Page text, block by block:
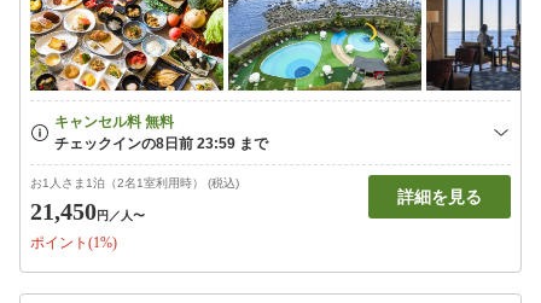
お1人さま1泊（2名1室利用時） (税込)
21,450円 ／人〜
ポイント(1%)
詳細を見る